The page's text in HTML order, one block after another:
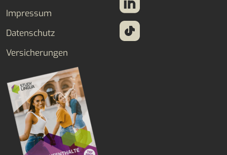
Impressum
Datenschutz
Versicherungen